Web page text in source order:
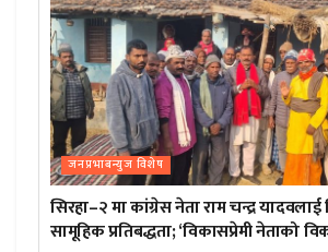
जनप्रभाबन्युज विशेष
सिरहा–२ मा कांग्रेस नेता राम चन्द्र
सामूहिक प्रतिबद्धता; ‘विकासप्रेमी नेताको